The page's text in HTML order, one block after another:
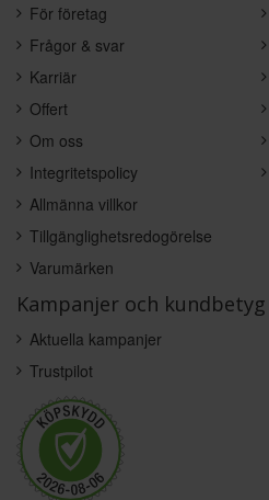
För företag
Frågor & svar
Karriär
Offert
Om oss
Integritetspolicy
Allmänna villkor
Tillgänglighetsredogörelse
Varumärken
Kampanjer och kundbetyg
Aktuella kampanjer
Trustpilot